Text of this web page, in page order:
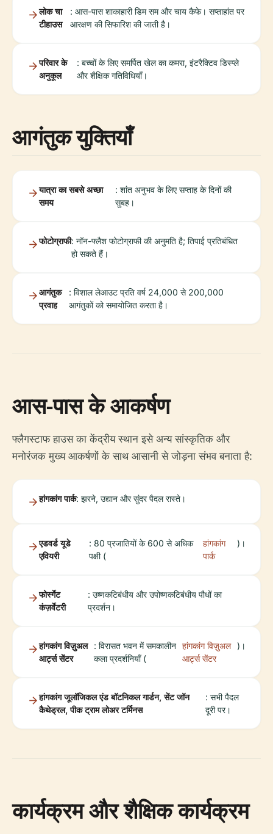
लोक चा
टीहाउस
: आस-पास शाकाहारी डिम सम और चाय कैफे। सप्ताहांत पर
आरक्षण की सिफारिश की जाती है।
परिवार के
अनुकूल
: बच्चों के लिए समर्पित खेल का कमरा, इंटरैक्टिव डिस्प्ले
और शैक्षिक गतिविधियाँ।
आगंतुक युक्तियाँ
यात्रा का सबसे अच्छा
समय
: शांत अनुभव के लिए सप्ताह के दिनों की
सुबह।
फोटोग्राफी: नॉन-फ्लैश फोटोग्राफी की अनुमति है; तिपाई प्रतिबंधित
हो सकते हैं।
आगंतुक
प्रवाह
: विशाल लेआउट प्रति वर्ष 24,000 से 200,000
आगंतुकों को समायोजित करता है।
आस-पास के आकर्षण
फ्लैगस्टाफ हाउस का केंद्रीय स्थान इसे अन्य सांस्कृतिक और
मनोरंजक मुख्य आकर्षणों के साथ आसानी से जोड़ना संभव बनाता है:
हांगकांग पार्क: झरने, उद्यान और सुंदर पैदल रास्ते।
एडवर्ड यूडे
एवियरी
: 80 प्रजातियों के 600 से अधिक
पक्षी (
हांगकांग
पार्क
)।
फोर्स्गेट
कंज़र्वेटरी
: उष्णकटिबंधीय और उपोष्णकटिबंधीय पौधों का
प्रदर्शन।
हांगकांग विज़ुअल
आर्ट्स सेंटर
: विरासत भवन में समकालीन
कला प्रदर्शनियाँ (
हांगकांग विज़ुअल
आर्ट्स सेंटर
)।
हांगकांग जूलॉजिकल एंड बॉटनिकल गार्डन, सेंट जॉन
कैथेड्रल, पीक ट्राम लोअर टर्मिनस
: सभी पैदल
दूरी पर।
कार्यक्रम और शैक्षिक कार्यक्रम